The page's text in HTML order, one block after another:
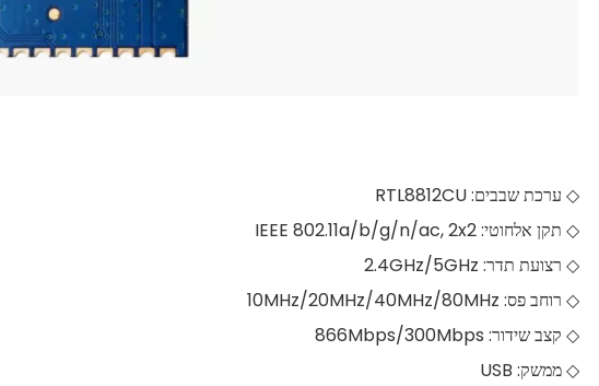
◇ ערכת שבבים: RTL8812CU
◇ תקן אלחוטי: IEEE 802.11a/b/g/n/ac, 2x2
◇ רצועת תדר: 2.4GHz/5GHz
◇ רוחב פס: 10MHz/20MHz/40MHz/80MHz
◇ קצב שידור: 866Mbps/300Mbps
◇ ממשק: USB